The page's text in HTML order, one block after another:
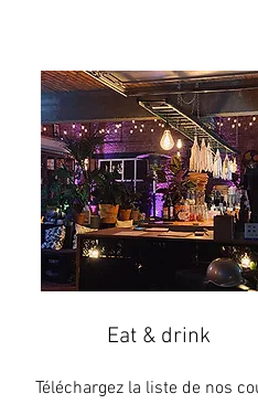
Eat & drink
Téléchargez la liste de nos